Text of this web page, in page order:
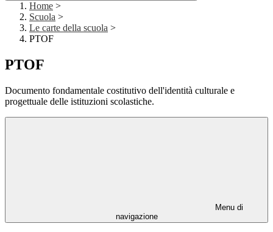
Home >
Scuola >
Le carte della scuola >
PTOF
PTOF
Documento fondamentale costitutivo dell'identità culturale e
progettuale delle istituzioni scolastiche.
Menu di
navigazione